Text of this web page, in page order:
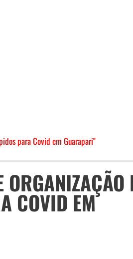
para Covid em Guarapari"
ORGANIZAÇÃO
COVID EM